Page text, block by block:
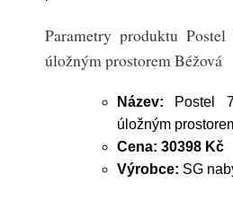
Parametry produktu
úložným prostorem Béžová
Název: Postel
úložným
Cena: 30398 Kč
Výrobce: SG